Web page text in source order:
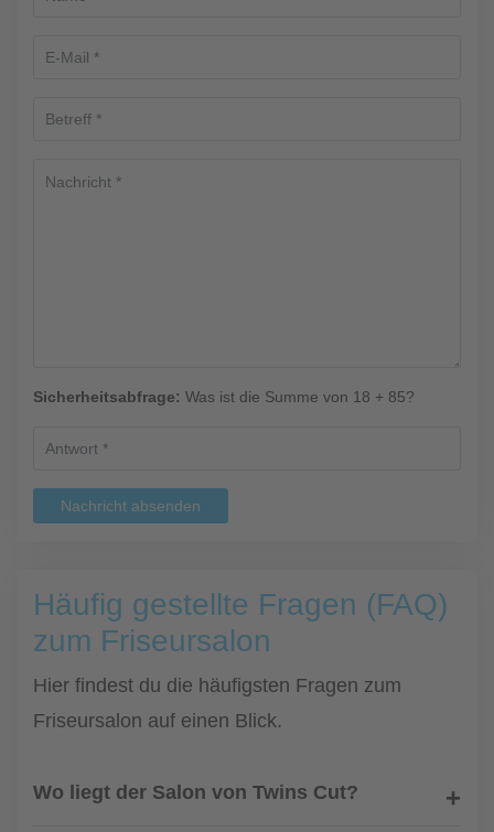
Sicherheitsabfrage: Was ist die Summe von 18 + 85?
Nachricht absenden
Häufig gestellte Fragen (FAQ)
zum Friseursalon
Hier findest du die häufigsten Fragen zum
Friseursalon auf einen Blick.
Wo liegt der Salon von Twins Cut?